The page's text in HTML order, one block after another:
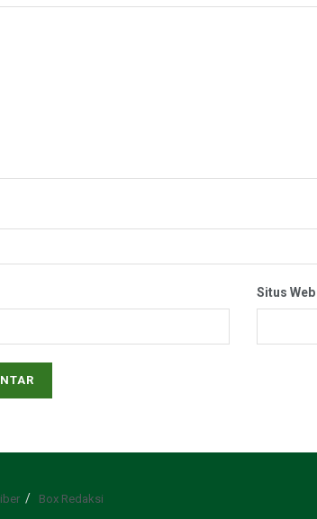
Situs Web
Box Redaksi